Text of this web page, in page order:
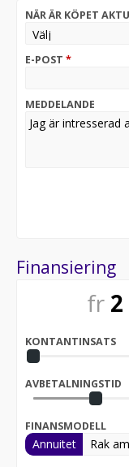
NÄR ÄR KÖPET
E-POST *
MEDDELANDE
Finansiering
fr 2
KONTANTINSATS
AVBETALNINGSTID
FINANSMODELL
Annuitet Rak